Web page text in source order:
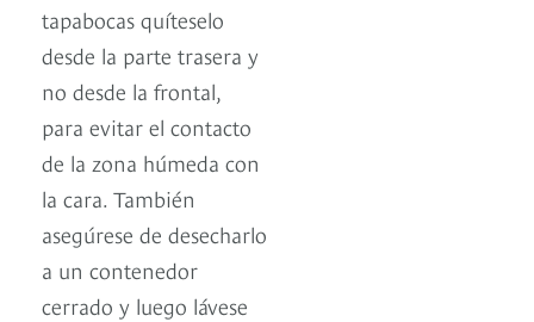
tapabocas quíteselo
desde la parte trasera y
no desde la frontal,
para evitar el contacto
de la zona húmeda con
la cara. También
asegúrese de desecharlo
a un contenedor
cerrado y luego lávese